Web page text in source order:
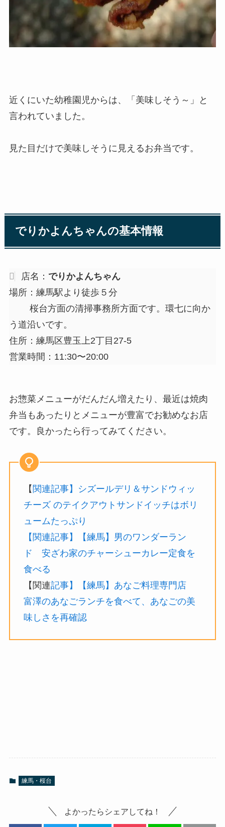
近くにいた幼稚園児からは、「美味しそう～」と
言われていました。
見た目だけで美味しそうに見えるお弁当です。
でりかよんちゃんの基本情報
店名： でりかよんちゃん
場所：練馬駅より徒歩５分
桜台方面の清掃事務所方面です。環七に向か
う道沿いです。
住所：練馬区豊玉上2丁目27-5
営業時間：11:30〜20:00
お惣菜メニューがだんだん増えたり、最近は焼肉
弁当もあったりとメニューが豊富でお勧めなお店
です。良かったら行ってみてください。
【 関連記事】シズールデリ＆サンドウィッ
チーズ のテイクアウトサンドイッチはボリ
ュームたっぷり
【関連記事】【練馬】男のワンダーラン
ド 安ざわ家のチャーシューカレー定食を
食べる
【関連記事】【練馬】あなご料理専門店
富澤のあなごランチを食べて、あなごの美
味しさを再確認
練馬・桜台
よかったらシェアしてね！